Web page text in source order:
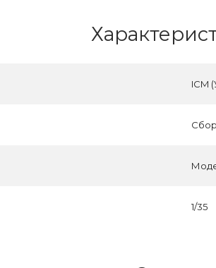
ICM
1/35